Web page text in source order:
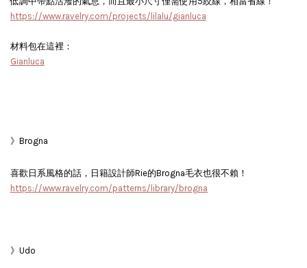
https://www.ravelry.com/projects/lilalu/gianluca
材料包在這裡：
Gianluca
》Brogna
喜歡日系風格的話，日籍設計師Rie的Brogna毛衣也很不賴！
https://www.ravelry.com/patterns/library/brogna
》Udo